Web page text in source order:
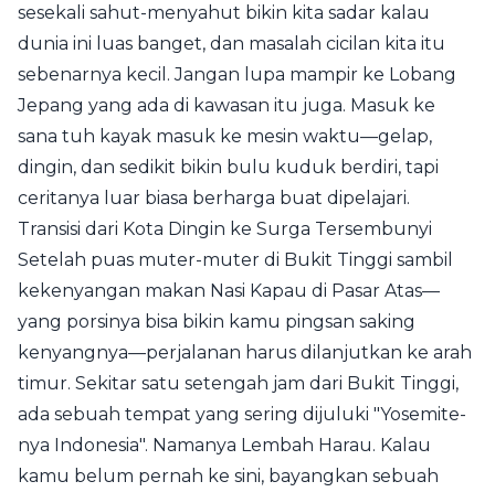
sesekali sahut-menyahut bikin kita sadar kalau
dunia ini luas banget, dan masalah cicilan kita itu
sebenarnya kecil. Jangan lupa mampir ke Lobang
Jepang yang ada di kawasan itu juga. Masuk ke
sana tuh kayak masuk ke mesin waktu—gelap,
dingin, dan sedikit bikin bulu kuduk berdiri, tapi
ceritanya luar biasa berharga buat dipelajari.
Transisi dari Kota Dingin ke Surga Tersembunyi
Setelah puas muter-muter di Bukit Tinggi sambil
kekenyangan makan Nasi Kapau di Pasar Atas—
yang porsinya bisa bikin kamu pingsan saking
kenyangnya—perjalanan harus dilanjutkan ke arah
timur. Sekitar satu setengah jam dari Bukit Tinggi,
ada sebuah tempat yang sering dijuluki "Yosemite-
nya Indonesia". Namanya Lembah Harau. Kalau
kamu belum pernah ke sini, bayangkan sebuah